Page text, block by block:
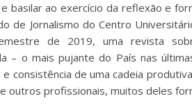
basilar ao exercício da reflexão e
de Jornalismo do Centro
de 2019, uma revista
– o mais pujante do País nas
consistência de uma cadeia
outros profissionais, muitos deles